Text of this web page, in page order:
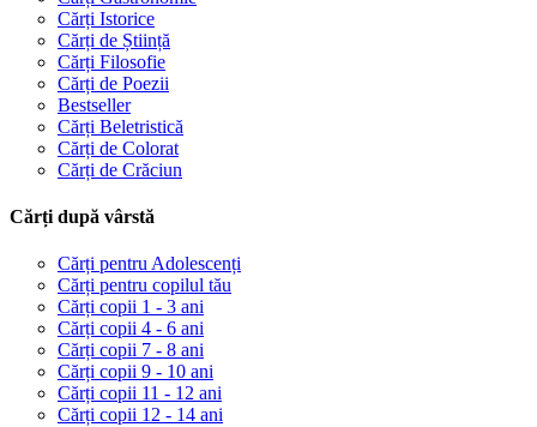
Cărți Istorice
Cărți de Știință
Cărți Filosofie
Cărți de Poezii
Bestseller
Cărți Beletristică
Cărți de Colorat
Cărți de Crăciun
Cărți după vârstă
Cărți pentru Adolescenți
Cărți pentru copilul tău
Cărți copii 1 - 3 ani
Cărți copii 4 - 6 ani
Cărți copii 7 - 8 ani
Cărți copii 9 - 10 ani
Cărți copii 11 - 12 ani
Cărți copii 12 - 14 ani